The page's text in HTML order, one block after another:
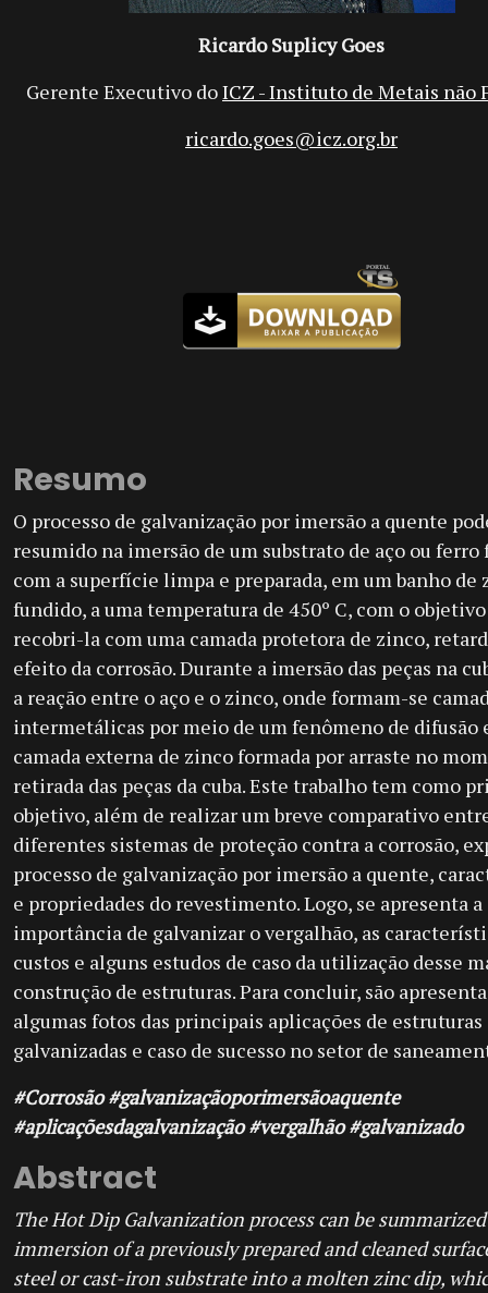
Ricardo Suplicy Goes
Gerente Executivo doICZ - Instituto de Metais não
ricardo.goes@icz.org.br
Resumo
O processo de galvanização por imersão a quente
resumido na imersão de um substrato de aço ou ferro
com a superfície limpa e preparada, em um banho de
fundido, a uma temperatura de 450º C, com o
recobri-la com uma camada protetora de zinco,
efeito da corrosão. Durante a imersão das peças na
a reação entre o aço e o zinco, onde formam-se
intermetálicas por meio de um fenômeno de difusão
camada externa de zinco formada por arraste no
retirada das peças da cuba. Este trabalho tem como
objetivo, além de realizar um breve comparativo
diferentes sistemas de proteção contra a corrosão,
processo de galvanização por imersão a quente,
e propriedades do revestimento. Logo, se apresenta a
importância de galvanizar o vergalhão, as
custos e alguns estudos de caso da utilização desse
construção de estruturas. Para concluir, são
algumas fotos das principais aplicações de estruturas
galvanizadas e caso de sucesso no setor de
#Corrosão #galvanizaçãoporimersãoaquente
#aplicaçõesdagalvanização #vergalhão #galvanizado
Abstract
The Hot Dip Galvanization process can be
immersion of a previously prepared and cleaned
steel or cast-iron substrate into a molten zinc dip,